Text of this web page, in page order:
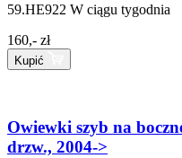
59.HE922 W ciągu tygodnia
160,- zł
Kupić
Owiewki szyb na
drzw., 2004->